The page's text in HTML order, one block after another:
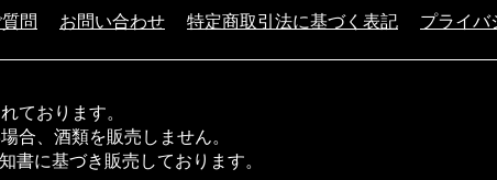
問 お問い合わせ 特定商取引法に基づく表記 プライバ
ております。
合、酒類を販売しません。
書に基づき販売しております。